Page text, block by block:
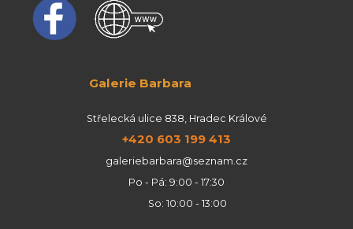
Galerie Barbara
Střelecká ulice 838, Hradec Králové
+420 603 199 413
galeriebarbara@seznam.cz
Po - Pá: 9:00 - 17:30
So: 10:00 - 13:00